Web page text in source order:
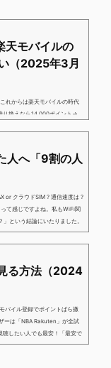
天モバイルの
（2025年3月
れからは楽天モバイルの時代
り換えなら14,000ポイント→
モバイル。ついに「最後の賭
ンペーン概要三木谷社長の特
人へ「9割の人
or クラウドSIM ? 通信速度は ?
て感じですよね。私もWiFi関
という結論にいたりました。
ない」と言う人向けに【最終
れだけでいいやん」というも
る方法（2024
バイル登録でポイントばら撒
は「NBA Rakuten」が全試
したい人でも最安！「最安で
な状況...楽天モバイルでNBAを